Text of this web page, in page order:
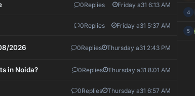
0Replies Friday a31 6:13 AM
0Replies Friday a31 5:37 AM
2026 0Replies Thursday a31 2:43 PM
in Noida? 0Replies Thursday a31 8:01 AM
0Replies Thursday a31 6:57 AM
4
5